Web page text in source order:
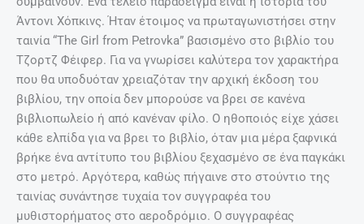
Άντονι Χόπκινς. Ήταν έτοιμος να πρωταγωνιστήσει στην
ταινία “The Girl from Petrovka” βασισμένο στο βιβλίο του
Τζορτζ Φέιφερ. Για να γνωρίσει καλύτερα τον χαρακτήρα
που θα υποδυόταν χρειαζόταν την αρχική έκδοση του
βιβλίου, την οποία δεν μπορούσε να βρει σε κανένα
βιβλιοπωλείο ή από κανέναν φίλο. Ο ηθοποιός είχε χάσει
κάθε ελπίδα για να βρει το βιβλίο, όταν μια μέρα ξαφνικά
βρήκε ένα αντίτυπο του βιβλίου ξεχασμένο σε ένα παγκάκι
στο μετρό. Αργότερα, καθώς πήγαινε στο στούντιο της
ταινίας συνάντησε τυχαία τον συγγραφέα του
μυθιστορήματος στο αεροδρόμιο. Ο συγγραφέας